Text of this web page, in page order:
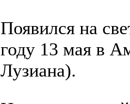
Появился на
году 13 мая в
Лузиана).